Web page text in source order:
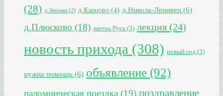
(28) д.Звизжи (2) д.Карцово (4) д.Никола-Ленивец (6)
д.Плюсково (18) лагерь Русь (3) лекция (24)
новость прихода (308) новый год (3)
нужна помощь (6) объявление (92)
паломническая поездка (19) поздравление